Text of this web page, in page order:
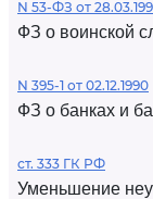
N 53-ФЗ от
ФЗ о воинской
N 395-1 от 02.12.1990
ФЗ о банках и
ст. 333 ГК РФ
Уменьшение